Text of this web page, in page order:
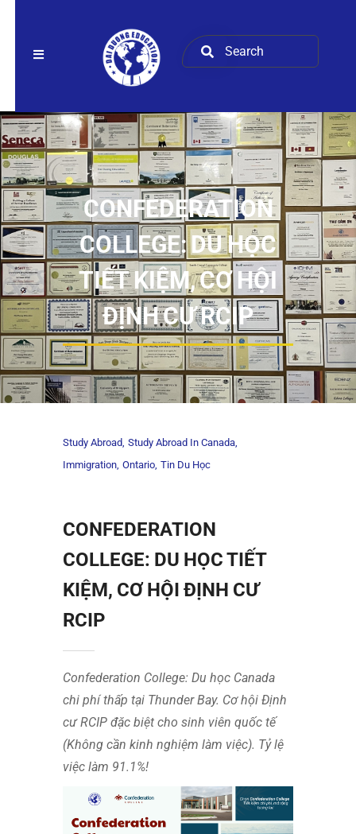
CONFEDERATION
COLLEGE: DU HỌC
TIẾT KIỆM, CƠ HỘI
ĐỊNH CƯ RCIP
Study Abroad Study Abroad In Canada
Immigration Ontario Tin Du Học
CONFEDERATION
COLLEGE: DU HỌC TIẾT
KIỆM, CƠ HỘI ĐỊNH CƯ
RCIP
Confederation College: Du học Canada
chi phí thấp tại Thunder Bay. Cơ hội Định
cư RCIP đặc biệt cho sinh viên quốc tế
(Không cần kinh nghiệm làm việc). Tỷ lệ
việc làm 91.1%!